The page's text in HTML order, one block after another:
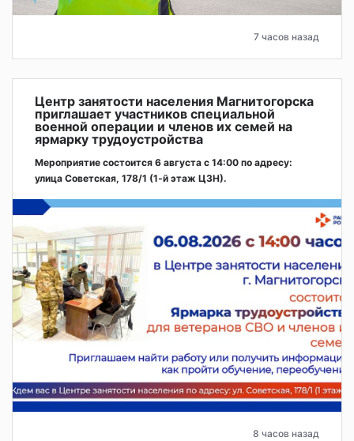
7 часов назад
Центр занятости населения Магнитогорска
приглашает участников специальной
военной операции и членов их семей на
ярмарку трудоустройства
Мероприятие состоится 6 августа с 14:00 по адресу:
улица Советская, 178/1 (1‑й этаж ЦЗН).
8 часов назад